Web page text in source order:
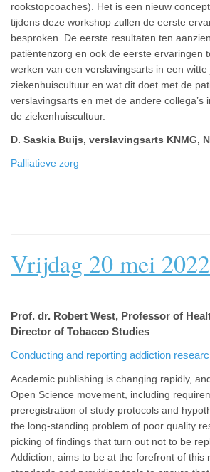
rookstopcoaches). Het is een nieuw
tijdens deze workshop zullen de eerste
besproken. De eerste resultaten ten
patiëntenzorg en ook de eerste ervaringen
werken van een verslavingsarts in een witte
ziekenhuiscultuur en wat dit doet met de
verslavingsarts en met de andere collega’s
de ziekenhuiscultuur.
D. Saskia Buijs, verslavingsarts KNMG,
Palliatieve zorg
Vrijdag 20 mei 2022
Prof. dr. Robert West, Professor of
Director of Tobacco Studies
Conducting and reporting addiction
Academic publishing is changing rapidly,
Open Science movement, including
preregistration of study protocols and
the long-standing problem of poor quality
picking of findings that turn out not to be
Addiction, aims to be at the forefront of this